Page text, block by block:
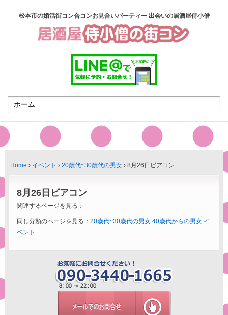
松本市の婚活街コン合コンお見合いパーティー 出会いの居酒屋侍小僧
Home › イベント › 20歳代~30歳代の男女 › 8月26日ビアコン
8月26日ビアコン
関連するページを見る：
同じ分類のページを見る： 20歳代~30歳代の男女 40歳代からの男女 イ
ベント